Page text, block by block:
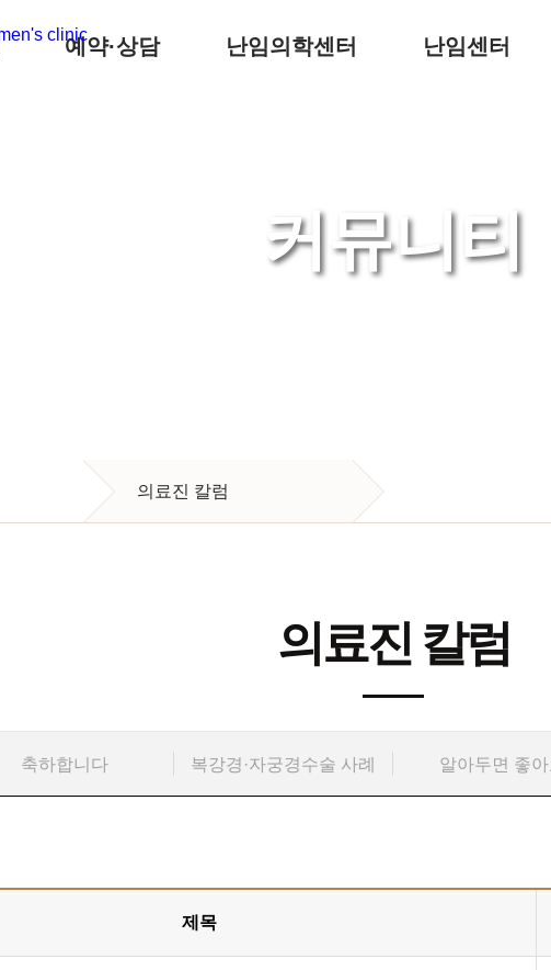
예약·상담 난임의학센터 난임센터
커뮤니티
의료진 칼럼
의료진 칼럼
축하합니다 복강경·자궁경수술 사례 알아두면 좋아
제목